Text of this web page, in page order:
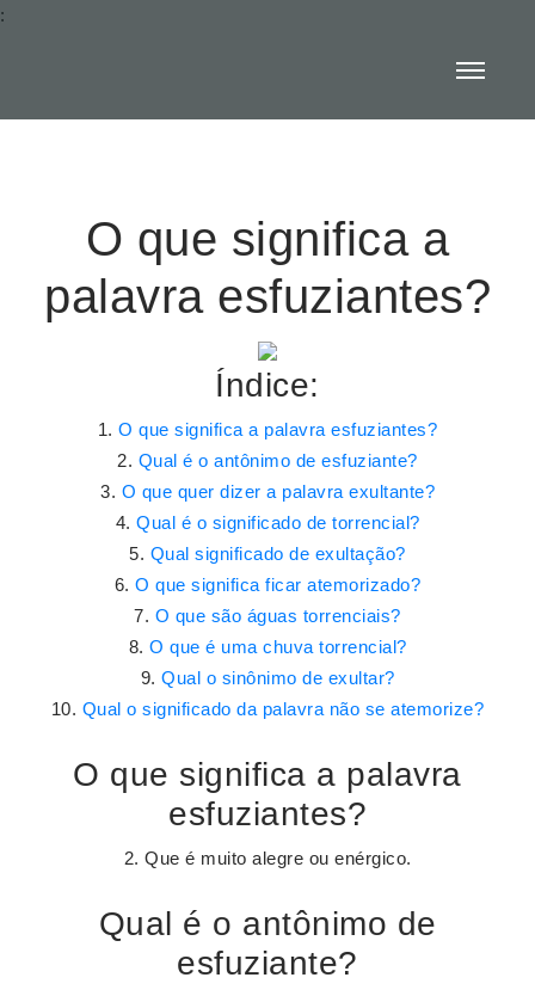
:
O que significa a
palavra esfuziantes?
Índice:
O que significa a palavra esfuziantes?
Qual é o antônimo de esfuziante?
O que quer dizer a palavra exultante?
Qual é o significado de torrencial?
Qual significado de exultação?
O que significa ficar atemorizado?
O que são águas torrenciais?
O que é uma chuva torrencial?
Qual o sinônimo de exultar?
Qual o significado da palavra não se atemorize?
O que significa a palavra
esfuziantes?
2. Que é muito alegre ou enérgico.
Qual é o antônimo de
esfuziante?